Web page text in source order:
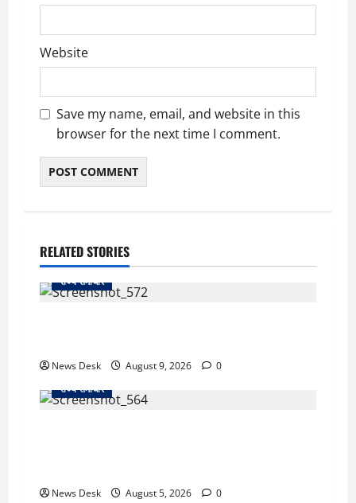
Website
Save my name, email, and website in this
browser for the next time I comment.
RELATED STORIES
राज्य समाचार
News Desk August 9, 2026
0
राज्य समाचार
News Desk August 5, 2026
0